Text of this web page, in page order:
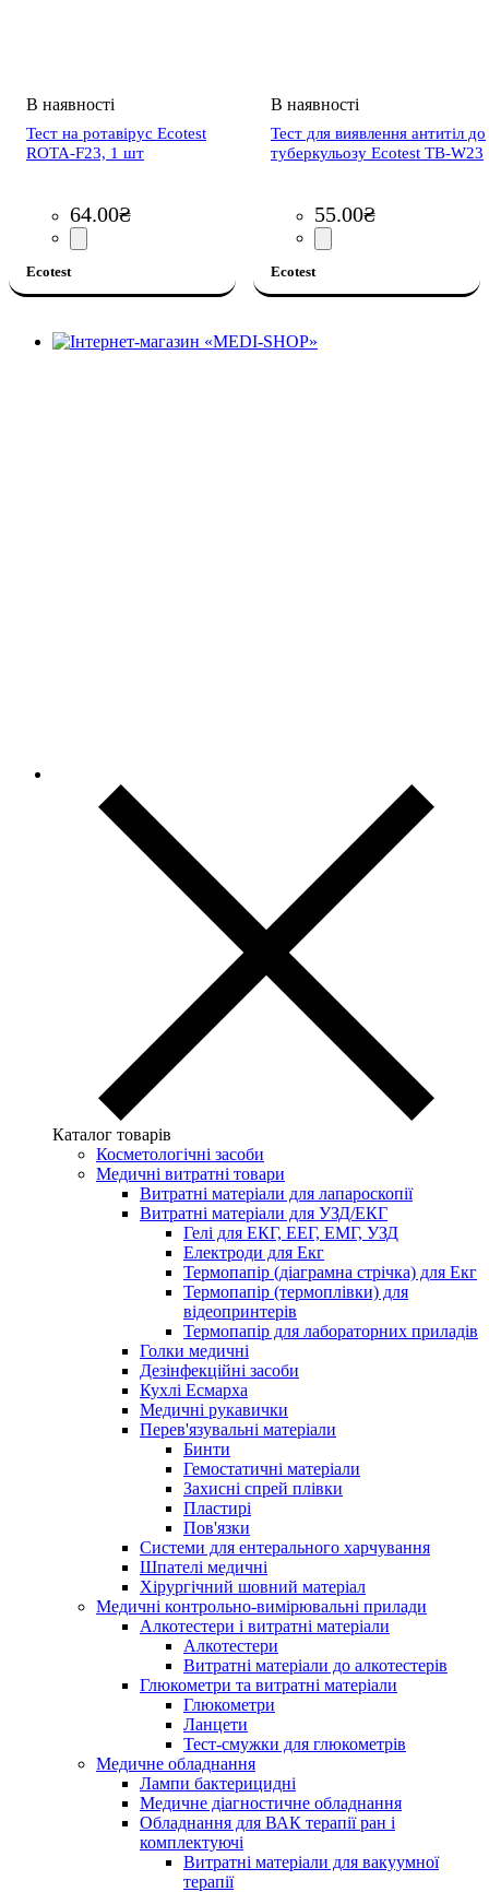
Тест на ротавірус Ecotest
ROTA-F23, 1 шт
64.00₴
Ecotest
Тест для виявлення антитіл до
туберкульозу Ecotest TB-W23
55.00₴
Ecotest
Каталог товарів
Косметологічні засоби
Медичні витратні товари
Витратні матеріали для лапароскопії
Витратні матеріали для УЗД/ЕКГ
Гелі для ЕКГ, ЕЕГ, ЕМГ, УЗД
Електроди для Екг
Термопапір (діаграмна стрічка) для Екг
Термопапір (термоплівки) для
відеопринтерів
Термопапір для лабораторних приладів
Голки медичні
Дезінфекційні засоби
Кухлі Есмарха
Медичні рукавички
Перев'язувальні матеріали
Бинти
Гемостатичні матеріали
Захисні спрей плівки
Пластирі
Пов'язки
Системи для ентерального харчування
Шпателі медичні
Хірургічний шовний матеріал
Медичні контрольно-вимірювальні прилади
Алкотестери і витратні матеріали
Алкотестери
Витратні матеріали до алкотестерів
Глюкометри та витратні матеріали
Глюкометри
Ланцети
Тест-смужки для глюкометрів
Медичне обладнання
Лампи бактерицидні
Медичне діагностичне обладнання
Обладнання для ВАК терапії ран і
комплектуючі
Витратні матеріали для вакуумної
терапії